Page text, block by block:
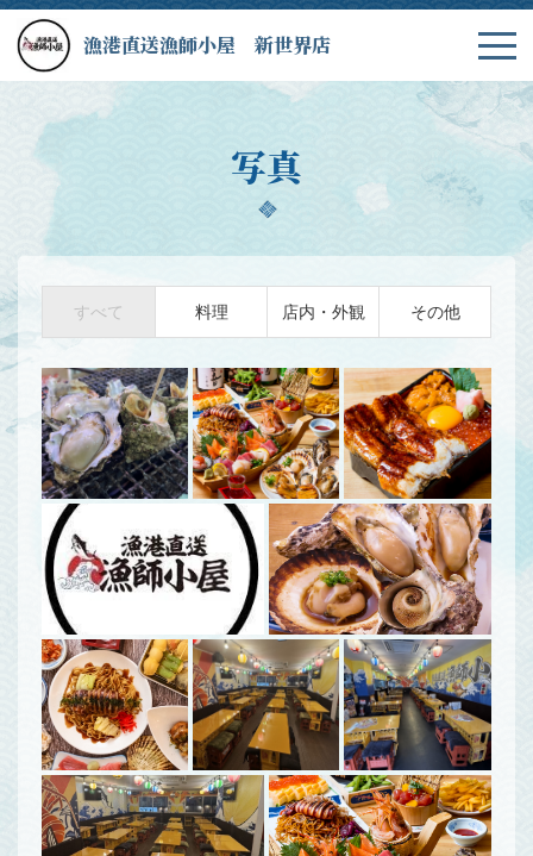
漁港直送漁師小屋 新世界店
写真
すべて 料理 店内・外観 その他